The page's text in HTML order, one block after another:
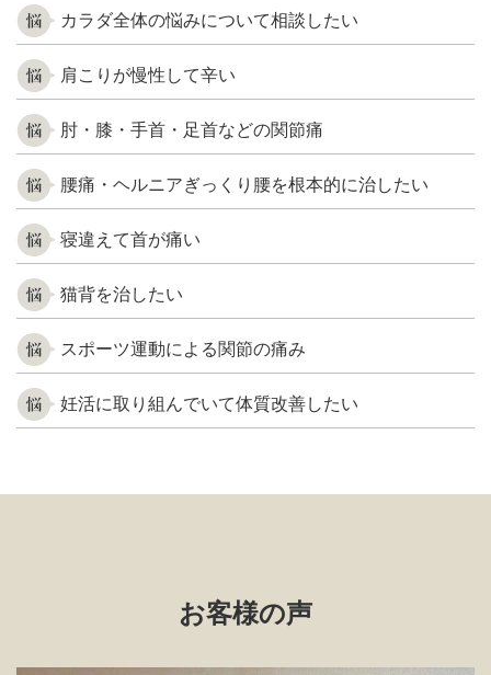
カラダ全体の悩みについて相談したい
肩こりが慢性して辛い
肘・膝・手首・足首などの関節痛
腰痛・ヘルニアぎっくり腰を根本的に治したい
寝違えて首が痛い
猫背を治したい
スポーツ運動による関節の痛み
妊活に取り組んでいて体質改善したい
お客様の声